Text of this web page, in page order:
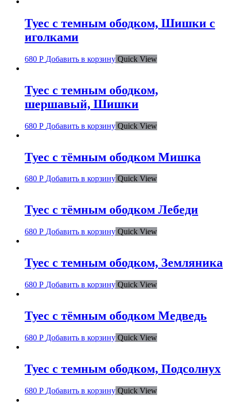
Туес с темным ободком, Шишки с
иголками
680 Р Добавить в корзину Quick View
Туес с темным ободком,
шершавый, Шишки
680 Р Добавить в корзину Quick View
Туес с тёмным ободком Мишка
680 Р Добавить в корзину Quick View
Туес с тёмным ободком Лебеди
680 Р Добавить в корзину Quick View
Туес с темным ободком, Земляника
680 Р Добавить в корзину Quick View
Туес с тёмным ободком Медведь
680 Р Добавить в корзину Quick View
Туес с темным ободком, Подсолнух
680 Р Добавить в корзину Quick View